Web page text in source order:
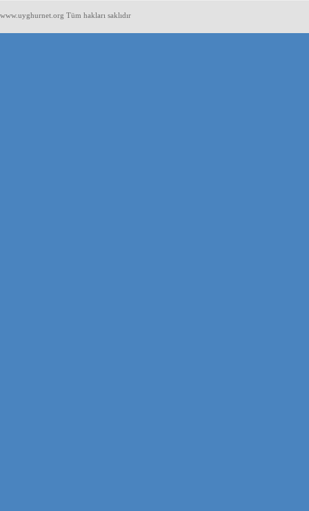
www.uyghurnet.org Tüm hakları saklıdır